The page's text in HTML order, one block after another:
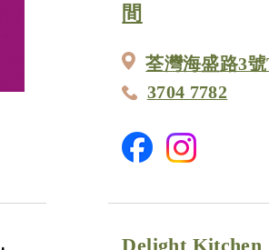
間
荃灣海盛路3
3704 7782
Delight Kitchen